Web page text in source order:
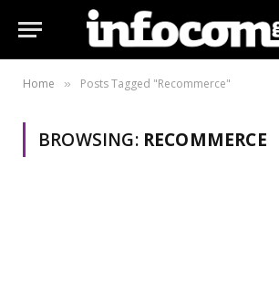
Home » Posts Tagged "Recommerce"
BROWSING: RECOMMERCE